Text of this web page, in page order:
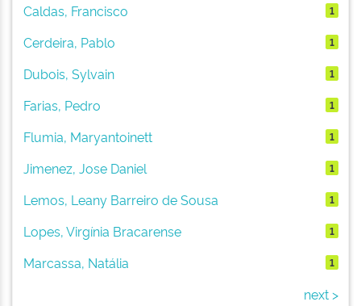
Caldas, Francisco 1
Cerdeira, Pablo 1
Dubois, Sylvain 1
Farias, Pedro 1
Flumia, Maryantoinett 1
Jimenez, Jose Daniel 1
Lemos, Leany Barreiro de Sousa 1
Lopes, Virgínia Bracarense 1
Marcassa, Natália 1
next >